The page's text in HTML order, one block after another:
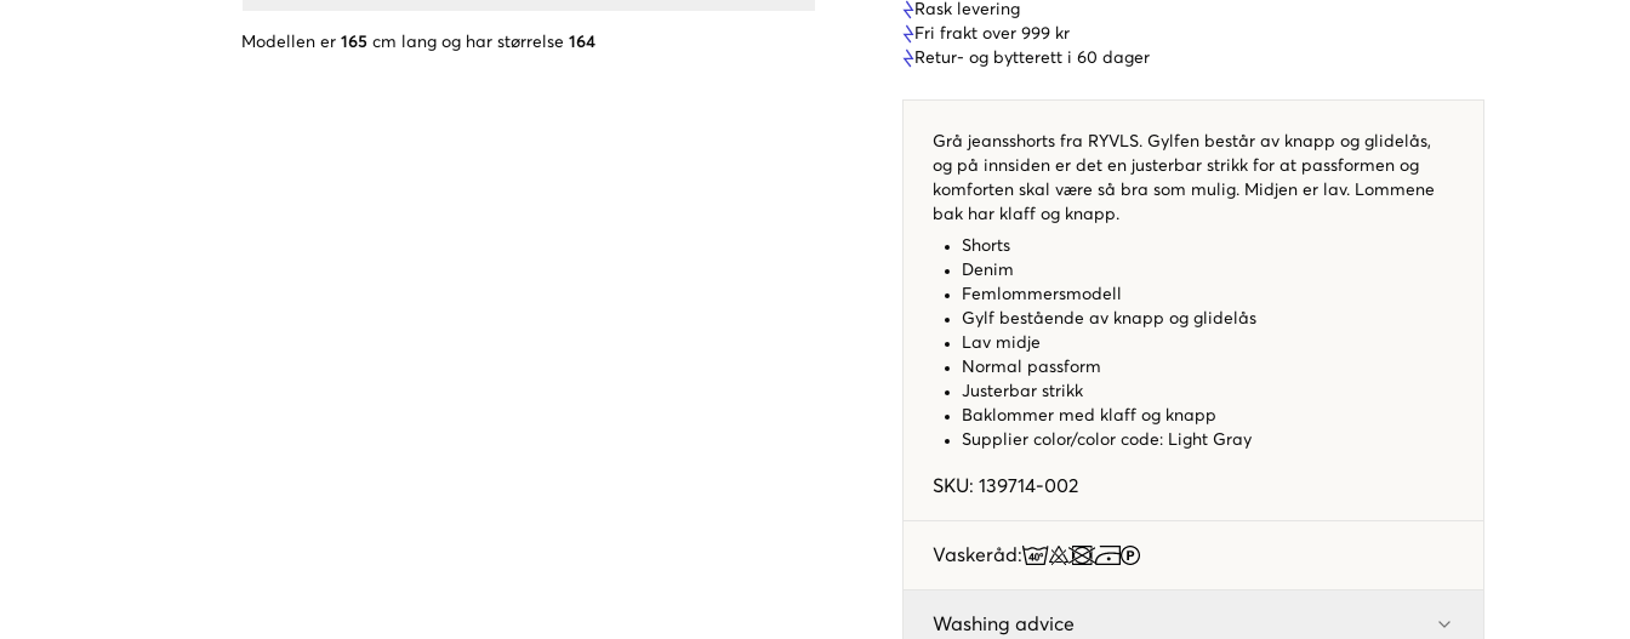
Modellen er 165 cm lang og har størrelse 164
Rask levering
Fri frakt over 999 kr
Retur- og bytterett i 60 dager
Grå jeansshorts fra RYVLS. Gylfen består av knapp og glidelås,
og på innsiden er det en justerbar strikk for at passformen og
komforten skal være så bra som mulig. Midjen er lav. Lommene
bak har klaff og knapp.
Shorts
Denim
Femlommersmodell
Gylf bestående av knapp og glidelås
Lav midje
Normal passform
Justerbar strikk
Baklommer med klaff og knapp
Supplier color/color code: Light Gray
SKU: 139714-002
Vaskeråd:
Washing advice